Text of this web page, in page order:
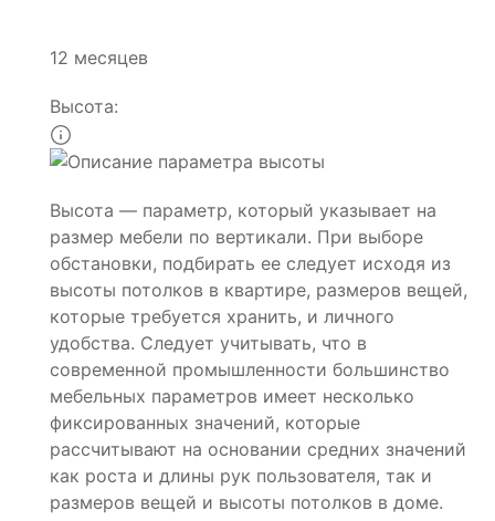
12 месяцев
Высота:
Высота — параметр, который указывает на
размер мебели по вертикали. При выборе
обстановки, подбирать ее следует исходя из
высоты потолков в квартире, размеров вещей,
которые требуется хранить, и личного
удобства. Следует учитывать, что в
современной промышленности большинство
мебельных параметров имеет несколько
фиксированных значений, которые
рассчитывают на основании средних значений
как роста и длины рук пользователя, так и
размеров вещей и высоты потолков в доме.